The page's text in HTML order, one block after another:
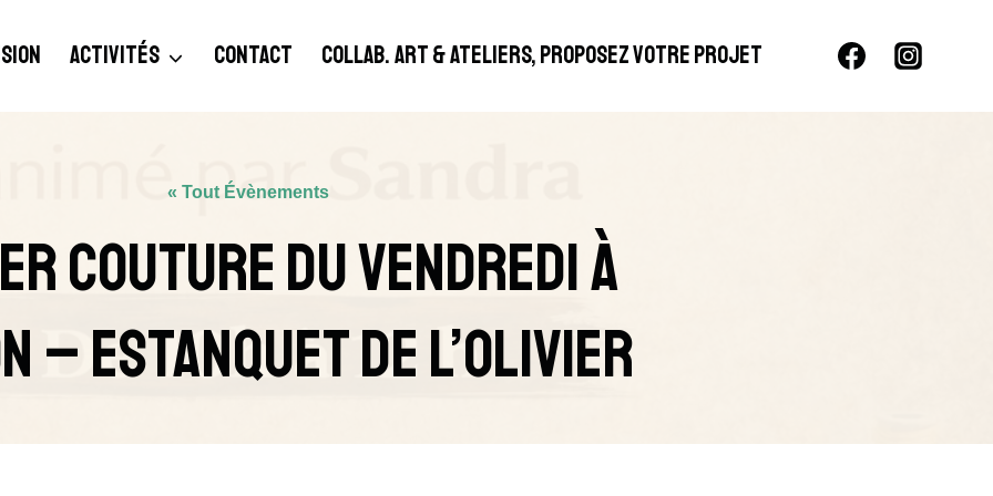
ACTIVITÉS CONTACT COLLAB. ART & ATELIERS, PROPOSEZ VOTRE PROJET
« Tout Évènements
Couture Du Vendredi À
– Estanquet De L’Olivier